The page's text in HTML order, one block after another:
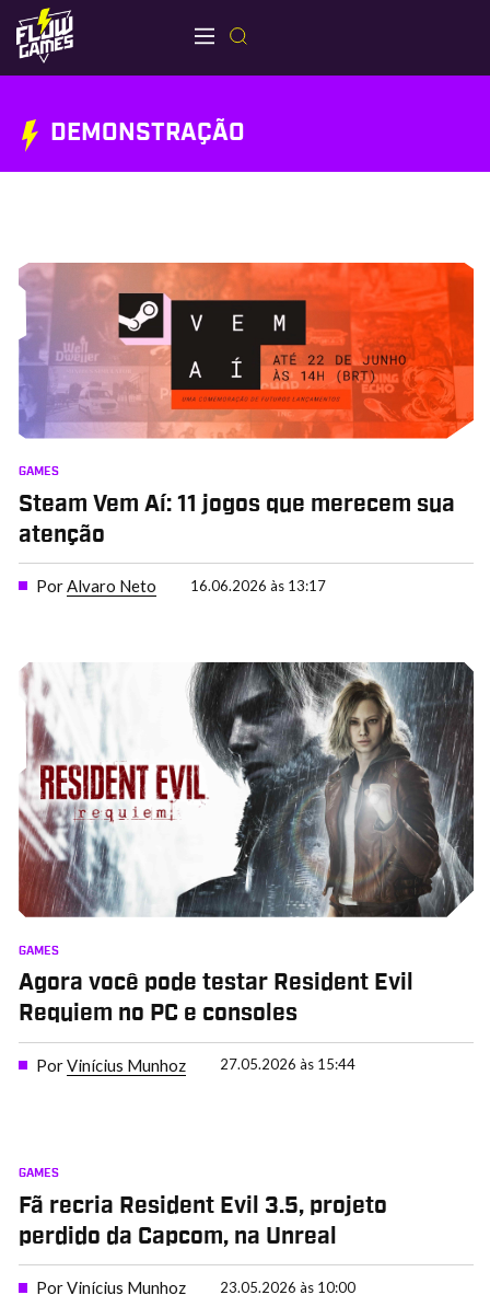
DEMONSTRAÇÃO
GAMES
Steam Vem Aí: 11 jogos que merecem sua
atenção
PorAlvaro Neto 16.06.2026 às 13:17
GAMES
Agora você pode testar Resident Evil
Requiem no PC e consoles
PorVinícius Munhoz 27.05.2026 às 15:44
GAMES
Fã recria Resident Evil 3.5, projeto
perdido da Capcom, na Unreal
PorVinícius Munhoz 23.05.2026 às 10:00